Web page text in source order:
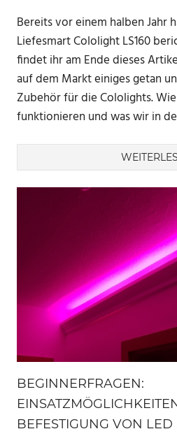
Bereits vor einem halben Jahr
Liefesmart Cololight LS160
findet ihr am Ende dieses
auf dem Markt einiges getan
Zubehör für die Cololights.
funktionieren und was wir in
BEGINNERFRAGEN:
BEFESTIGUNG VON LED